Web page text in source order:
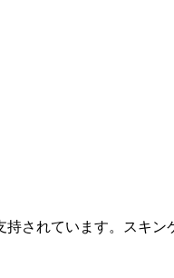
されています。スキン